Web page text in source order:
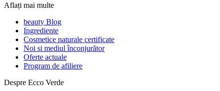
Aflați mai multe
beauty Blog
Ingrediente
Cosmetice naturale certificate
Noi si mediul înconjurător
Oferte actuale
Program de afiliere
Despre Ecco Verde